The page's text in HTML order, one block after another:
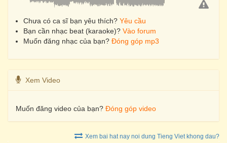
Chưa có ca sĩ bạn yêu thích? Yêu cầu
Bạn cần nhạc beat (karaoke)? Vào forum
Muốn đăng nhạc của bạn? Đóng góp mp3
Xem Video
Muốn đăng video của bạn? Đóng góp video
Xem bai hat nay noi dung Tieng Viet khong dau?